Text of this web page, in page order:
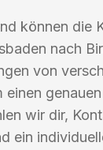
können die
nach
von
einen
wir dir,
ein